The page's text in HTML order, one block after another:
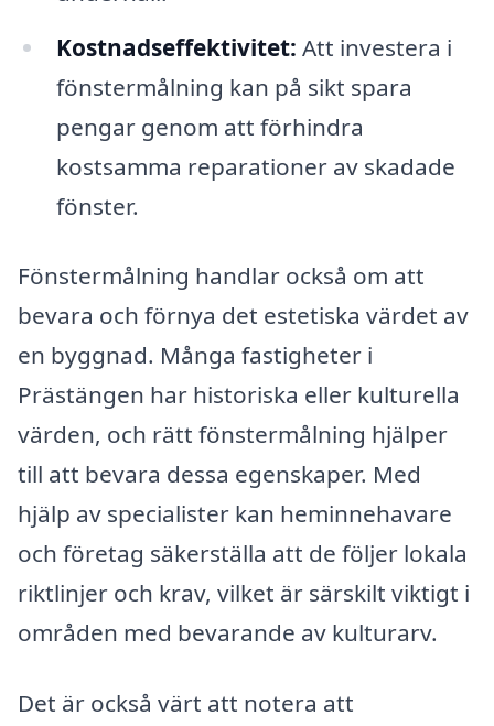
Kostnadseffektivitet: Att investera i
fönstermålning kan på sikt spara
pengar genom att förhindra
kostsamma reparationer av skadade
fönster.
Fönstermålning handlar också om att
bevara och förnya det estetiska värdet av
en byggnad. Många fastigheter i
Prästängen har historiska eller kulturella
värden, och rätt fönstermålning hjälper
till att bevara dessa egenskaper. Med
hjälp av specialister kan heminnehavare
och företag säkerställa att de följer lokala
riktlinjer och krav, vilket är särskilt viktigt i
områden med bevarande av kulturarv.
Det är också värt att notera att